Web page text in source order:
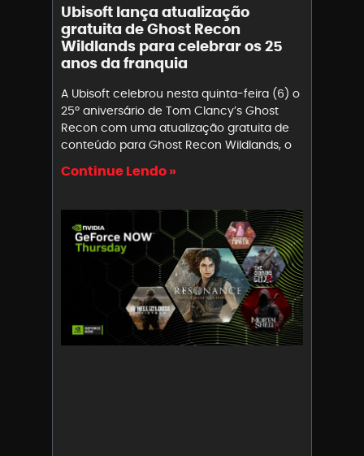
Ubisoft lança atualização
gratuita de Ghost Recon
Wildlands para celebrar os 25
anos da franquia
A Ubisoft celebrou nesta quinta-feira (6) o
25º aniversário de Tom Clancy’s Ghost
Recon com uma atualização gratuita de
conteúdo para Ghost Recon Wildlands, o
Continue Lendo »